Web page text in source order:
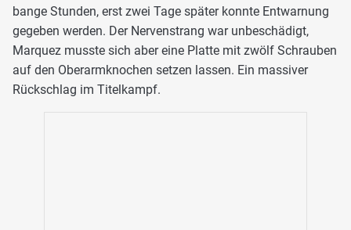
bange Stunden, erst zwei Tage später konnte Entwarnung
gegeben werden. Der Nervenstrang war unbeschädigt,
Marquez musste sich aber eine Platte mit zwölf Schrauben
auf den Oberarmknochen setzen lassen. Ein massiver
Rückschlag im Titelkampf.